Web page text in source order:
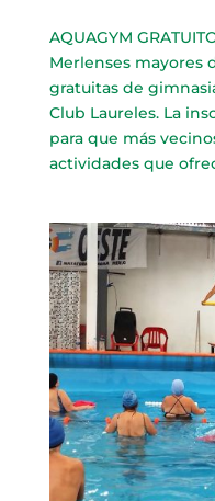
AQUAGYM
Merlenses mayores
gratuitas de
Club Laureles. La
para que más
actividades que